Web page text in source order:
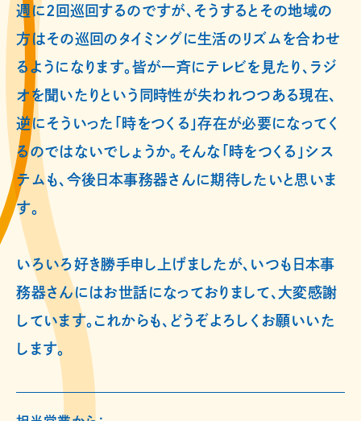
週に2回巡回するのですが、そうするとその地域の
方はその巡回のタイミングに生活のリズムを合わせ
るようになります。皆が一斉にテレビを見たり、ラジ
オを聞いたりという同時性が失われつつある現在、
逆にそういった「時をつくる」存在が必要になってく
るのではないでしょうか。そんな「時をつくる」シス
テムも、今後日本事務器さんに期待したいと思いま
す。
いろいろ好き勝手申し上げましたが、いつも日本事
務器さんにはお世話になっておりまして、大変感謝
しています。これからも、どうぞよろしくお願いいた
します。